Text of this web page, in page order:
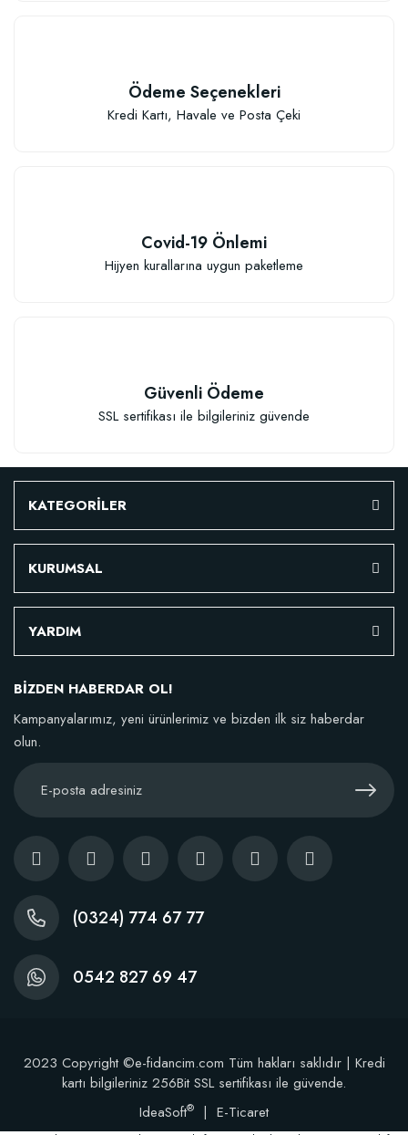
Sepete Ekle
TÜKENDI
Granül Kaktüs Sukulent Gübresi (0,5 kg)
Stokta Yok
Kaktüs Sukulent Üretim Saksısı 5,5 Luk (50 adet)
Ödeme Seçenekleri
Kredi Kartı, Havale ve Posta Çeki
Covid-19 Önlemi
Hijyen kurallarına uygun paketleme
Güvenli Ödeme
SSL sertifikası ile bilgileriniz güvende
KATEGORİLER
KURUMSAL
YARDIM
BİZDEN HABERDAR OL!
Kampanyalarımız, yeni ürünlerimiz ve bizden ilk siz haberdar
olun.
(0324) 774 67 77
0542 827 69 47
2023 Copyright ©e-fidancim.com Tüm hakları saklıdır | Kredi
kartı bilgileriniz 256Bit SSL sertifikası ile güvende.
IdeaSoft® | E-Ticaret